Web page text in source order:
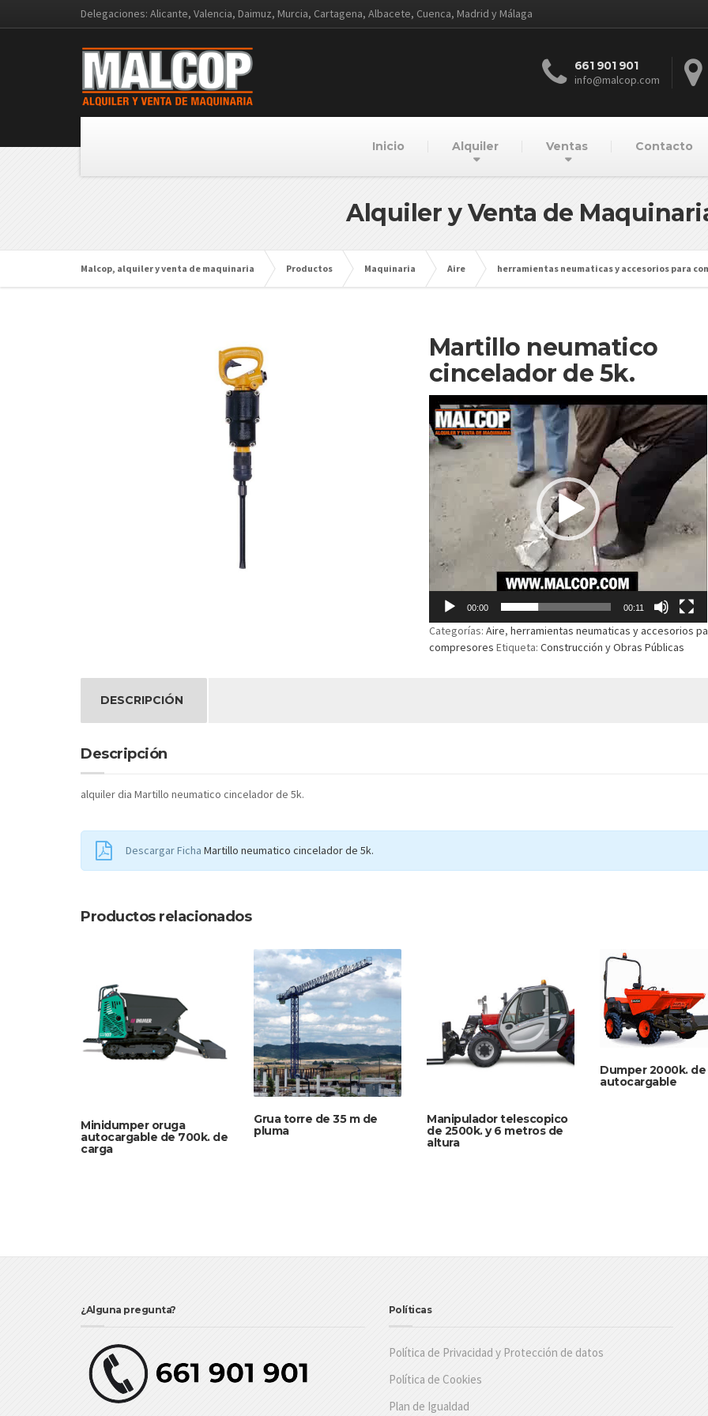
Delegaciones: Alicante, Valencia, Daimuz, Murcia, Cartagena, Albacete, Cuenca, Madrid y Málaga
661 901 901
info@malcop.com
Inicio Alquiler Ventas Contacto
Alquiler y Venta de
Malcop, alquiler y venta de maquinaria Productos Maquinaria Aire herramientas neumaticas y accesorios para
Martillo neumatico
cincelador de 5k.
Reproductor
de
vídeo
00:00 00:11
Categorías: Aire, herramientas neumaticas y accesorios
compresores Etiqueta: Construcción y Obras Públicas
DESCRIPCIÓN
Descripción
alquiler dia Martillo neumatico cincelador de 5k.
Descargar Ficha Martillo neumatico cincelador de 5k.
Productos relacionados
Minidumper oruga
autocargable de 700k. de
carga
Grua torre de 35 m de
pluma
Manipulador telescopico
de 2500k. y 6 metros de
altura
Dumper 2000k. de
autocargable
¿Alguna pregunta? Políticas
Política de Privacidad y Protección de datos
Política de Cookies
Plan de Igualdad